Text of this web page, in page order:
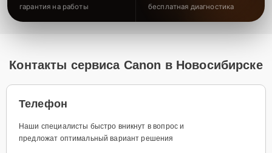
гарантия на работы бесплатная диагностика
Контакты сервиса Canon в Новосибирске
Телефон
Наши специалисты быстро вникнут в вопрос и
предложат оптимальный вариант решения